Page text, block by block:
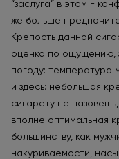
“заслуга” в этом -
же больше
Крепость данной
оценка по ощущению,
погоду: температура
и здесь: небольшая
сигарету не
вполне оптимальная
большинству, как
накуриваемости,